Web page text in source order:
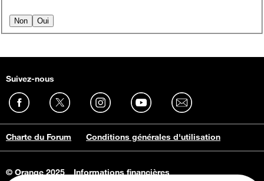
Non Oui
Suivez-nous
Charte du Forum Conditions générales d'utilisation
© Orange 2025
Informations financières